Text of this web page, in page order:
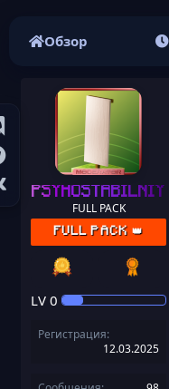
е
м
ы
Обзор
PSYHOSTABILNIY
FULL PACK
FULL PACK 👑
LV 0
Регистрация
12.03.2025